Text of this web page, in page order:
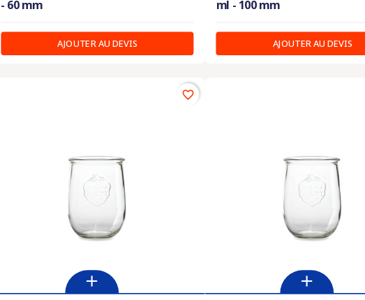
- 60 mm
AJOUTER AU DEVIS
ml - 100 mm
AJOUTER AU DEVIS
favorite_border